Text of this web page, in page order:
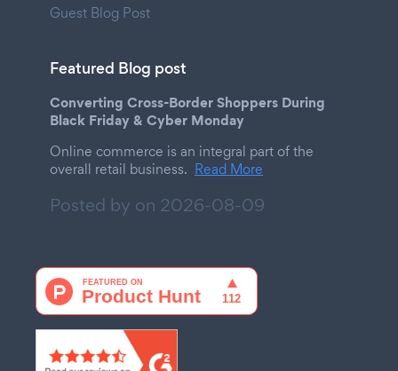
Guest Blog Post
Featured Blog post
Converting Cross-Border Shoppers During
Black Friday & Cyber Monday
Online commerce is an integral part of the
overall retail business. Read More
Posted by on 2026-08-09